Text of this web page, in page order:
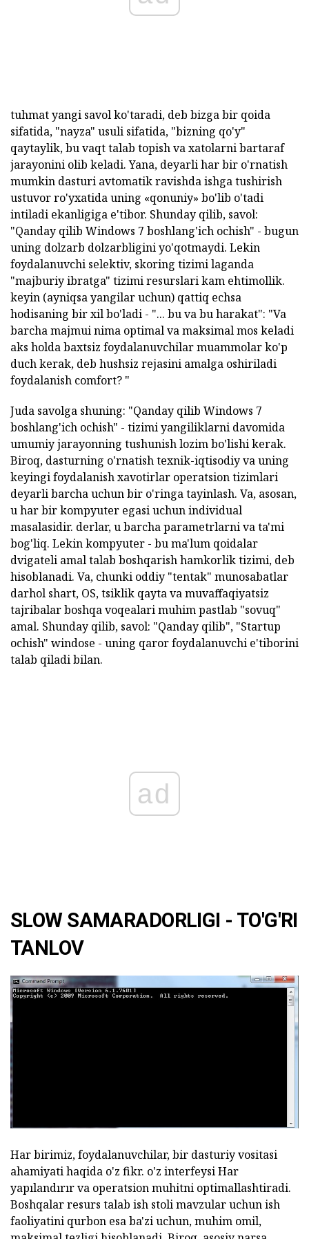
tuhmat yangi savol ko'taradi, deb bizga bir qoida
sifatida, "nayza" usuli sifatida, "bizning qo'y"
qaytaylik, bu vaqt talab topish va xatolarni bartaraf
jarayonini olib keladi. Yana, deyarli har bir o'rnatish
mumkin dasturi avtomatik ravishda ishga tushirish
ustuvor ro'yxatida uning «qonuniy» bo'lib o'tadi
intiladi ekanligiga e'tibor. Shunday qilib, savol:
"Qanday qilib Windows 7 boshlang'ich ochish" - bugun
uning dolzarb dolzarbligini yo'qotmaydi. Lekin
foydalanuvchi selektiv, skoring tizimi laganda
"majburiy ibratga" tizimi resurslari kam ehtimollik.
keyin (ayniqsa yangilar uchun) qattiq echsa
hodisaning bir xil bo'ladi - "... bu va bu harakat": "Va
barcha majmui nima optimal va maksimal mos keladi
aks holda baxtsiz foydalanuvchilar muammolar ko'p
duch kerak, deb hushsiz rejasini amalga oshiriladi
foydalanish comfort? "
Juda savolga shuning: "Qanday qilib Windows 7
boshlang'ich ochish" - tizimi yangiliklarni davomida
umumiy jarayonning tushunish lozim bo'lishi kerak.
Biroq, dasturning o'rnatish texnik-iqtisodiy va uning
keyingi foydalanish xavotirlar operatsion tizimlari
deyarli barcha uchun bir o'ringa tayinlash. Va, asosan,
u har bir kompyuter egasi uchun individual
masalasidir. derlar, u barcha parametrlarni va ta'mi
bog'liq. Lekin kompyuter - bu ma'lum qoidalar
dvigateli amal talab boshqarish hamkorlik tizimi, deb
hisoblanadi. Va, chunki oddiy "tentak" munosabatlar
darhol shart, OS, tsiklik qayta va muvaffaqiyatsiz
tajribalar boshqa voqealari muhim pastlab "sovuq"
amal. Shunday qilib, savol: "Qanday qilib", "Startup
ochish" windose - uning qaror foydalanuvchi e'tiborini
talab qiladi bilan.
ad
SLOW SAMARADORLIGI - TO'G'RI
TANLOV
Har birimiz, foydalanuvchilar, bir dasturiy vositasi
ahamiyati haqida o'z fikr. o'z interfeysi Har
yapılandırır va operatsion muhitni optimallashtiradi.
Boshqalar resurs talab ish stoli mavzular uchun ish
faoliyatini qurbon esa ba'zi uchun, muhim omil,